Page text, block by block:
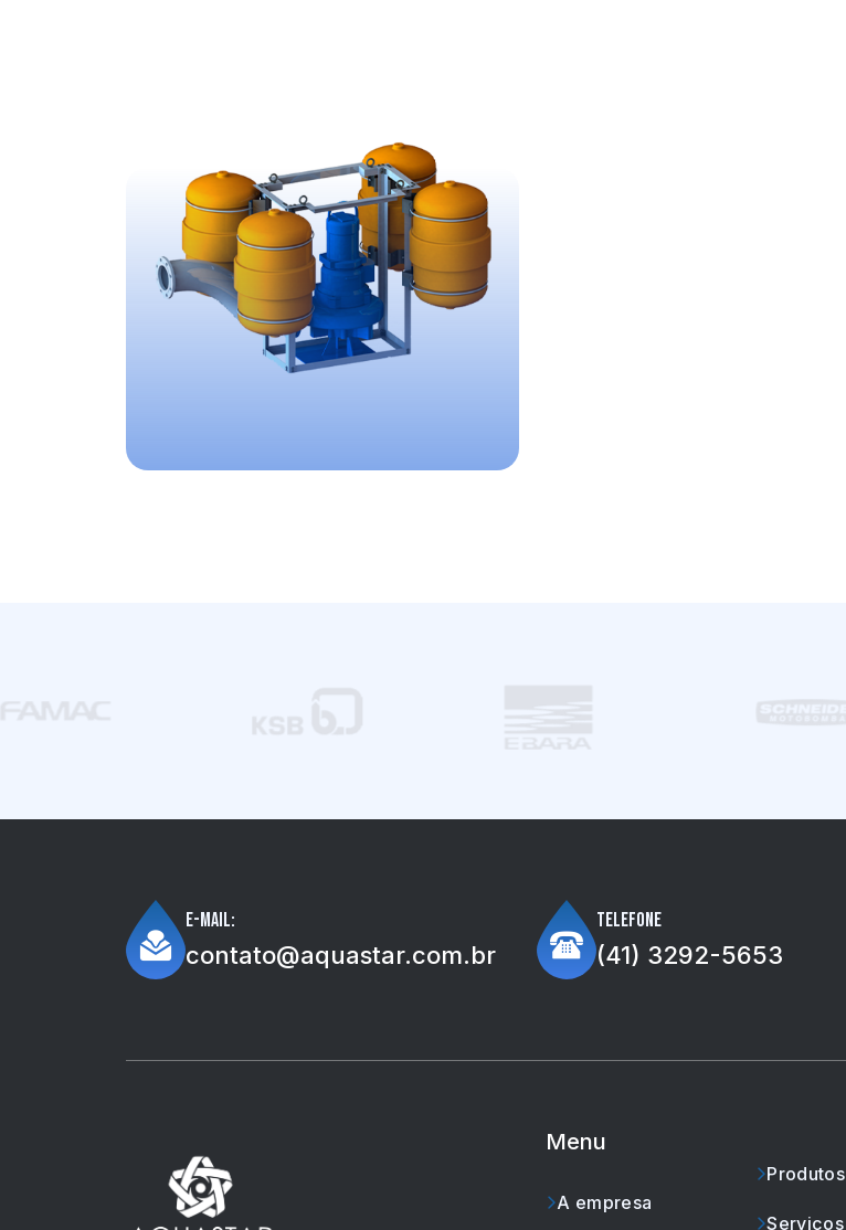
E-mail:
contato@aquastar.com.br
Telefone
(41) 3292-5653
Menu
A empresa
Produtos
Serviços